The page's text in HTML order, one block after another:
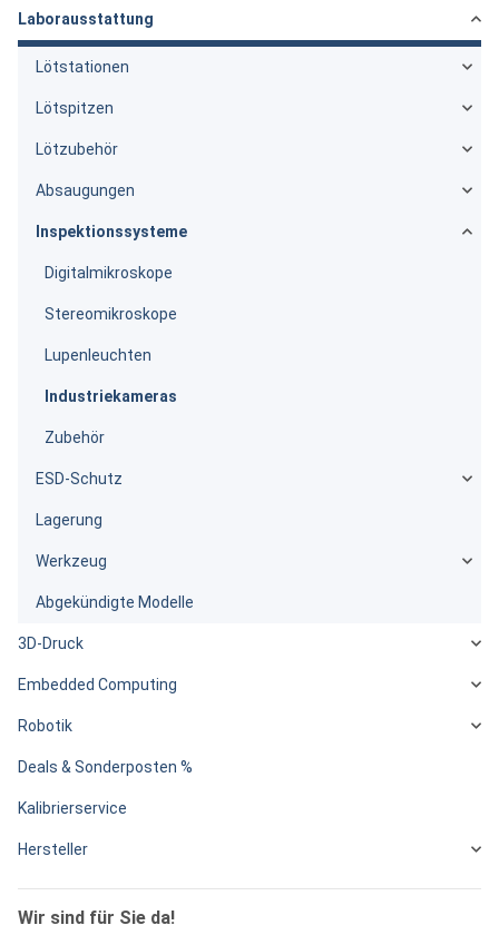
Laborausstattung
Lötstationen
Lötspitzen
Lötzubehör
Absaugungen
Inspektionssysteme
Digitalmikroskope
Stereomikroskope
Lupenleuchten
Industriekameras
Zubehör
ESD-Schutz
Lagerung
Werkzeug
Abgekündigte Modelle
3D-Druck
Embedded Computing
Robotik
Deals & Sonderposten %
Kalibrierservice
Hersteller
Wir sind für Sie da!